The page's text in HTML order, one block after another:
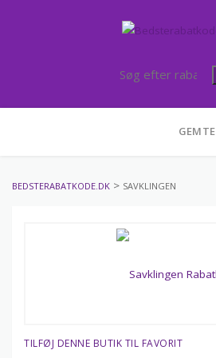
GEMTE
BEDSTERABATKODE.DK > SAVKLINGEN
TILFØJ DENNE BUTIK TIL FAVORIT